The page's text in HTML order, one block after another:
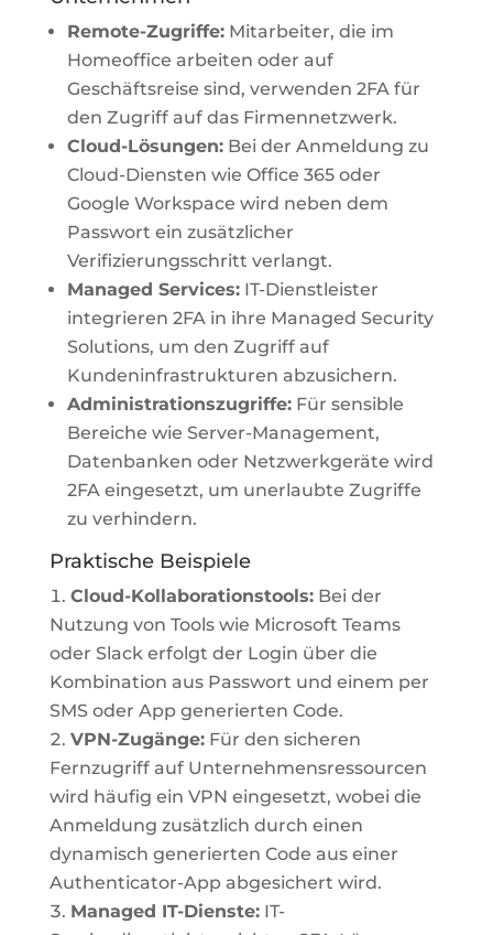
Remote-Zugriffe:Mitarbeiter, die im
Homeoffice arbeiten oder auf
Geschäftsreise sind, verwenden 2FA für
den Zugriff auf das Firmennetzwerk.
Cloud-Lösungen:Bei der Anmeldung zu
Cloud-Diensten wie Office 365 oder
Google Workspace wird neben dem
Passwort ein zusätzlicher
Verifizierungsschritt verlangt.
Managed Services:IT-Dienstleister
integrieren 2FA in ihre Managed Security
Solutions, um den Zugriff auf
Kundeninfrastrukturen abzusichern.
Administrationszugriffe:Für sensible
Bereiche wie Server-Management,
Datenbanken oder Netzwerkgeräte wird
2FA eingesetzt, um unerlaubte Zugriffe
zu verhindern.
Praktische Beispiele
Cloud-Kollaborationstools:Bei der
Nutzung von Tools wie Microsoft Teams
oder Slack erfolgt der Login über die
Kombination aus Passwort und einem per
SMS oder App generierten Code.
VPN-Zugänge:Für den sicheren
Fernzugriff auf Unternehmensressourcen
wird häufig ein VPN eingesetzt, wobei die
Anmeldung zusätzlich durch einen
dynamisch generierten Code aus einer
Authenticator-App abgesichert wird.
Managed IT-Dienste:IT-